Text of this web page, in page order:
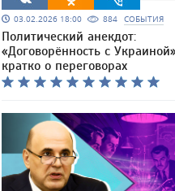
03.02.2026 18:00 884 СОБЫТИЯ
Политический анекдот:
«Договорённость с
кратко о переговорах